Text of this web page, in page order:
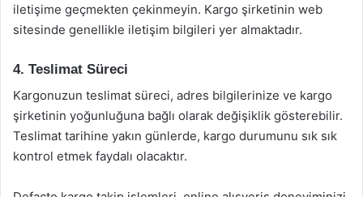
iletişime geçmekten çekinmeyin. Kargo şirketinin web
sitesinde genellikle iletişim bilgileri yer almaktadır.
4. Teslimat Süreci
Kargonuzun teslimat süreci, adres bilgilerinize ve kargo
şirketinin yoğunluğuna bağlı olarak değişiklik gösterebilir.
Teslimat tarihine yakın günlerde, kargo durumunu sık sık
kontrol etmek faydalı olacaktır.